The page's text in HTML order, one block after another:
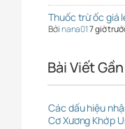
Thuốc trừ ốc giá
Bởinana017 giờ
Bài Viết
Các dấu hiệu
Cơ Xương Khớp